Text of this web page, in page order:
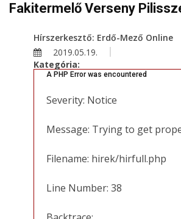
Fakitermelő Verseny
Hírszerkesztő: Erdő-Mező Online
2019.05.19.
Kategória:
A PHP Error was encountered
Severity: Notice
Message: Trying to get
Filename: hirek/hirfull.php
Line Number: 38